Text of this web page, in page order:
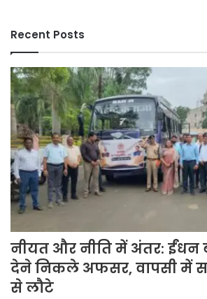
Recent Posts
नीयत और नीति में अंतर:
देने निकले अफसर, वापसी में
से लौटे